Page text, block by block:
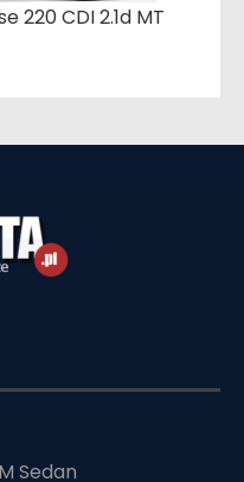
220 CDI 2.1d MT
Sedan